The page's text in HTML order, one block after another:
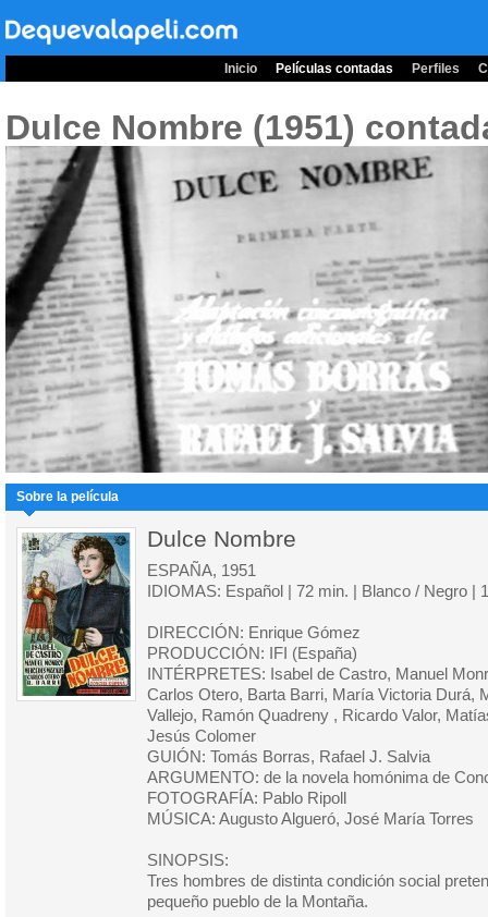
Inicio Películas contadas Perfiles
Dulce Nombre (1951)
Sobre la película
Dulce Nombre
ESPAÑA, 1951
IDIOMAS: Español | 72 min. | Blanco / Negro |
DIRECCIÓN: Enrique Gómez
PRODUCCIÓN: IFI (España)
INTÉRPRETES: Isabel de Castro, Manuel
Carlos Otero, Barta Barri, María Victoria Durá,
Vallejo, Ramón Quadreny , Ricardo Valor,
Jesús Colomer
GUIÓN: Tomás Borras, Rafael J. Salvia
ARGUMENTO: de la novela homónima de
FOTOGRAFÍA: Pablo Ripoll
MÚSICA: Augusto Algueró, José María Torres
SINOPSIS:
Tres hombres de distinta condición social
pequeño pueblo de la Montaña.